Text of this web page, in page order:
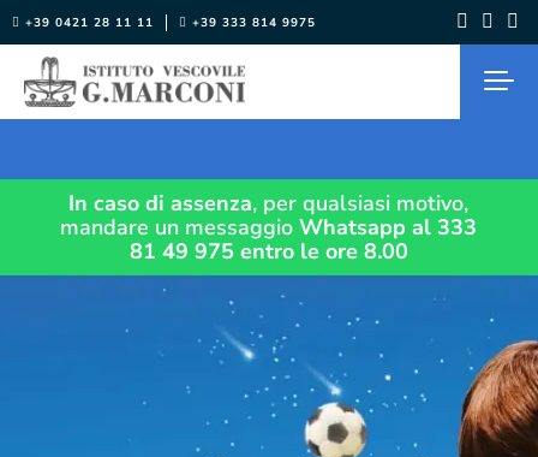
Salta
al
contenuto
+39 0421 28 11 11 +39 333 814 9975
In caso di assenza, per qualsiasi motivo,
mandare un messaggioWhatsapp al 333
81 49 975 entro le ore 8.00